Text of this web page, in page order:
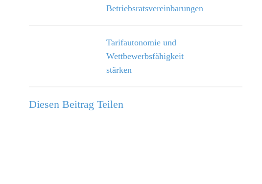
Betriebsratsvereinbarungen
Tarifautonomie und
Wettbewerbsfähigkeit
stärken
Diesen Beitrag Teilen